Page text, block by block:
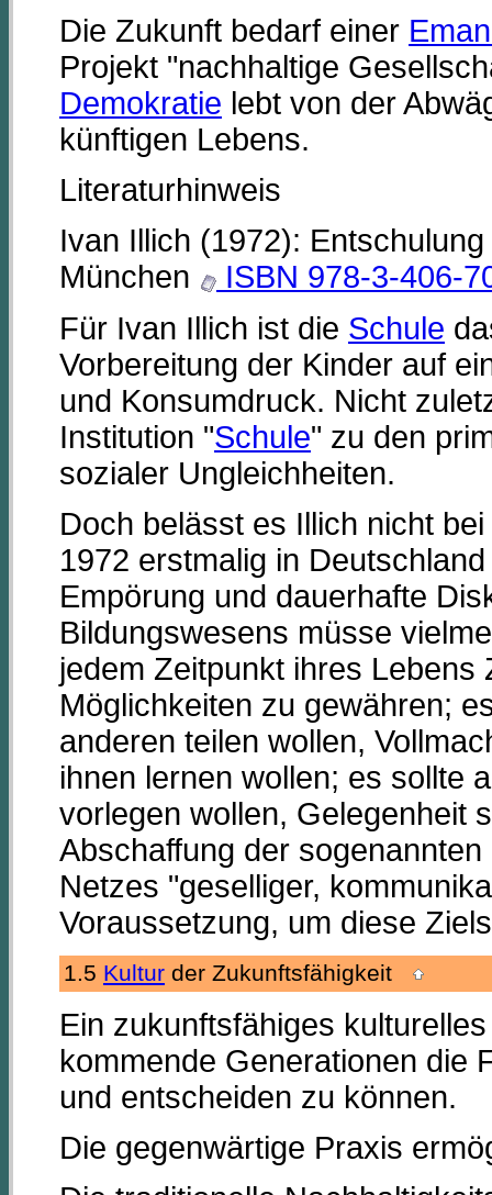
Die Zukunft bedarf einer
Projekt "nachhaltige
Demokratie lebt von der
künftigen Lebens.
Literaturhinweis
Ivan Illich (1972):
München
ISBN 978-3-406-
Für Ivan Illich ist die Schule
Vorbereitung der Kinder auf
und Konsumdruck. Nicht
Institution "Schule" zu den
sozialer Ungleichheiten.
Doch belässt es Illich nicht
1972 erstmalig in
Empörung und dauerhafte
Bildungswesens müsse
jedem Zeitpunkt ihres Lebens
Möglichkeiten zu gewähren;
anderen teilen wollen,
ihnen lernen wollen; es sollte
vorlegen wollen, Gelegenheit
Abschaffung der
Netzes "geselliger,
Voraussetzung, um diese
1.5 Kultur der Zukunftsfähigkeit
Ein zukunftsfähiges
kommende Generationen die
und entscheiden zu können.
Die gegenwärtige Praxis